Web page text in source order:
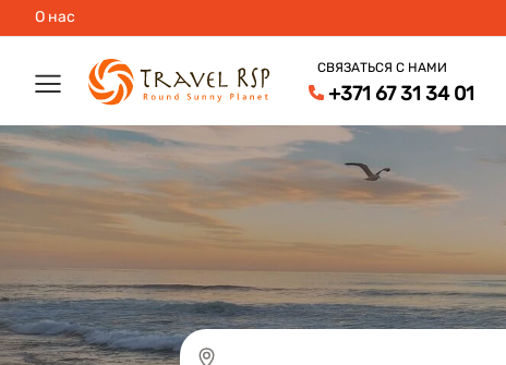
О нас
СВЯЗАТЬСЯ С НАМИ
+371 67 31 34 01